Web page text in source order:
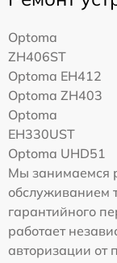
Optoma
ZH406ST
Optoma EH412
Optoma ZH403
Optoma
EH330UST
Optoma UHD51
Мы занимаемся
обслуживанием
гарантийного
работает
авторизации от